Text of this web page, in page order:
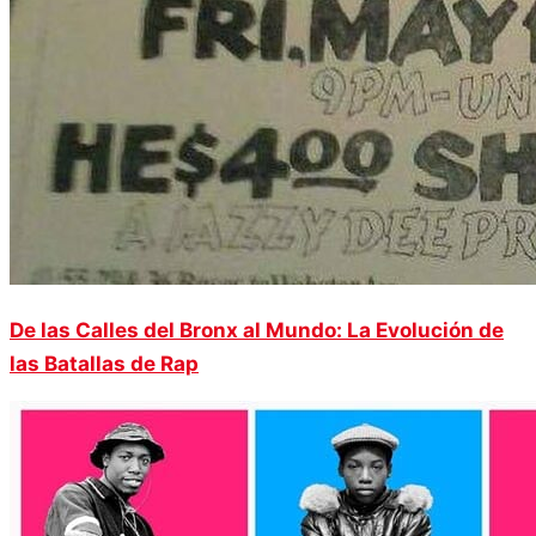
De las Calles del Bronx al Mundo: La Evolución de
las Batallas de Rap